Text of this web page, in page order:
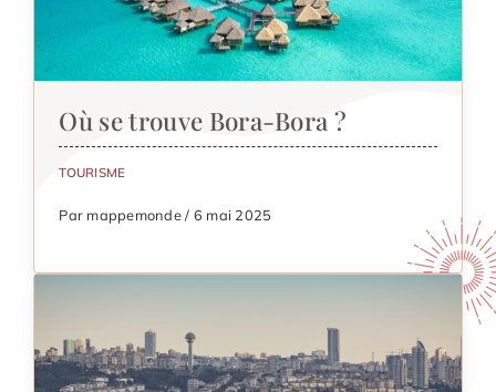
Où se trouve Bora-Bora ?
TOURISME
Par mappemonde / 6 mai 2025